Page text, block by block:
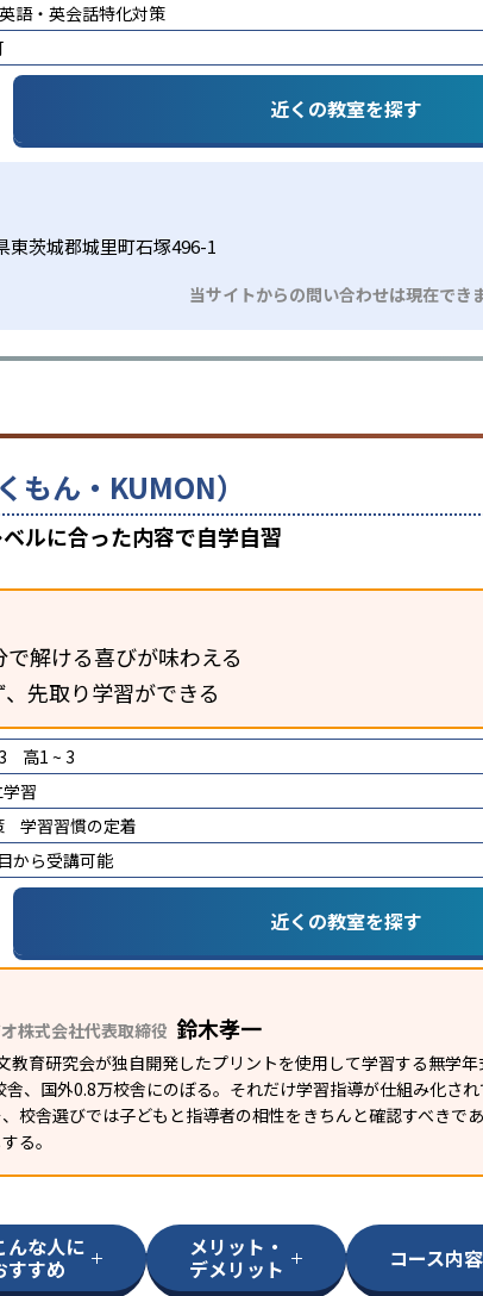
英語・英会話特化対策
近くの教室を探す
東茨城郡城里町石塚496-1
当サイトからの問い合わせは現在でき
もん・KUMON）
ルに合った内容で自学自習
解ける喜びが味わえる
先取り学習ができる
高1 ~ 3
習
学習習慣の定着
から受講可能
近くの教室を探す
株式会社代表取締役 鈴木孝一
教育研究会が独自開発したプリントを使用して学習する無学
舎、国外0.8万校舎にのぼる。それだけ学習指導が仕組み化さ
校舎選びでは子どもと指導者の相性をきちんと確認すべきで
る。
んな人に
すすめ
メリット・
デメリット コース内容